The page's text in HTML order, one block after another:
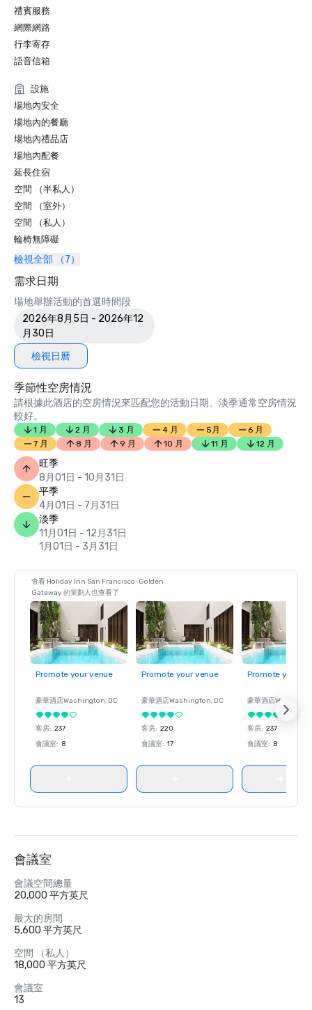
禮賓服務
網際網路
行李寄存
語音信箱
設施
場地內安全
場地內的餐廳
場地內禮品店
場地內配餐
延長住宿
空間 （半私人）
空間 （室外）
空間 （私人）
輪椅無障礙
檢視全部 （7）
需求日期
場地舉辦活動的首選時間段
2026年8月5日 - 2026年12
月30日
檢視日曆
季節性空房情況
請根據此酒店的空房情況來匹配您的活動日期。淡季通常空房情況
較好。
1 月 2 月 3 月 4 月 5月
6 月
7 月
8 月 9 月 10 月 11 月 12 月
旺季
8月01日 - 10月31日
平季
4月01日 - 7月31日
淡季
11月01日 - 12月31日
1月01日 - 3月31日
查看 Holiday Inn San Francisco-Golden
Gateway 的策劃人也查看了
Promote your venue
豪華酒店Washington, DC
客房: 237
會議室: 8
Promote your venue
豪華酒店Washington, DC
客房: 220
會議室: 17
Promote your
豪華酒店
客房: 237
會議室: 8
會議室
會議空間總量
20,000 平方英尺
最大的房間
5,600 平方英尺
空間 （私人）
18,000 平方英尺
會議室
13